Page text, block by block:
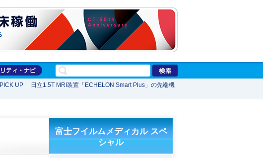
PICK UP 日立1.5T MRI装置「ECHELON Smart Plus」の先端機
富士フイルムメディカル スペ
シャル